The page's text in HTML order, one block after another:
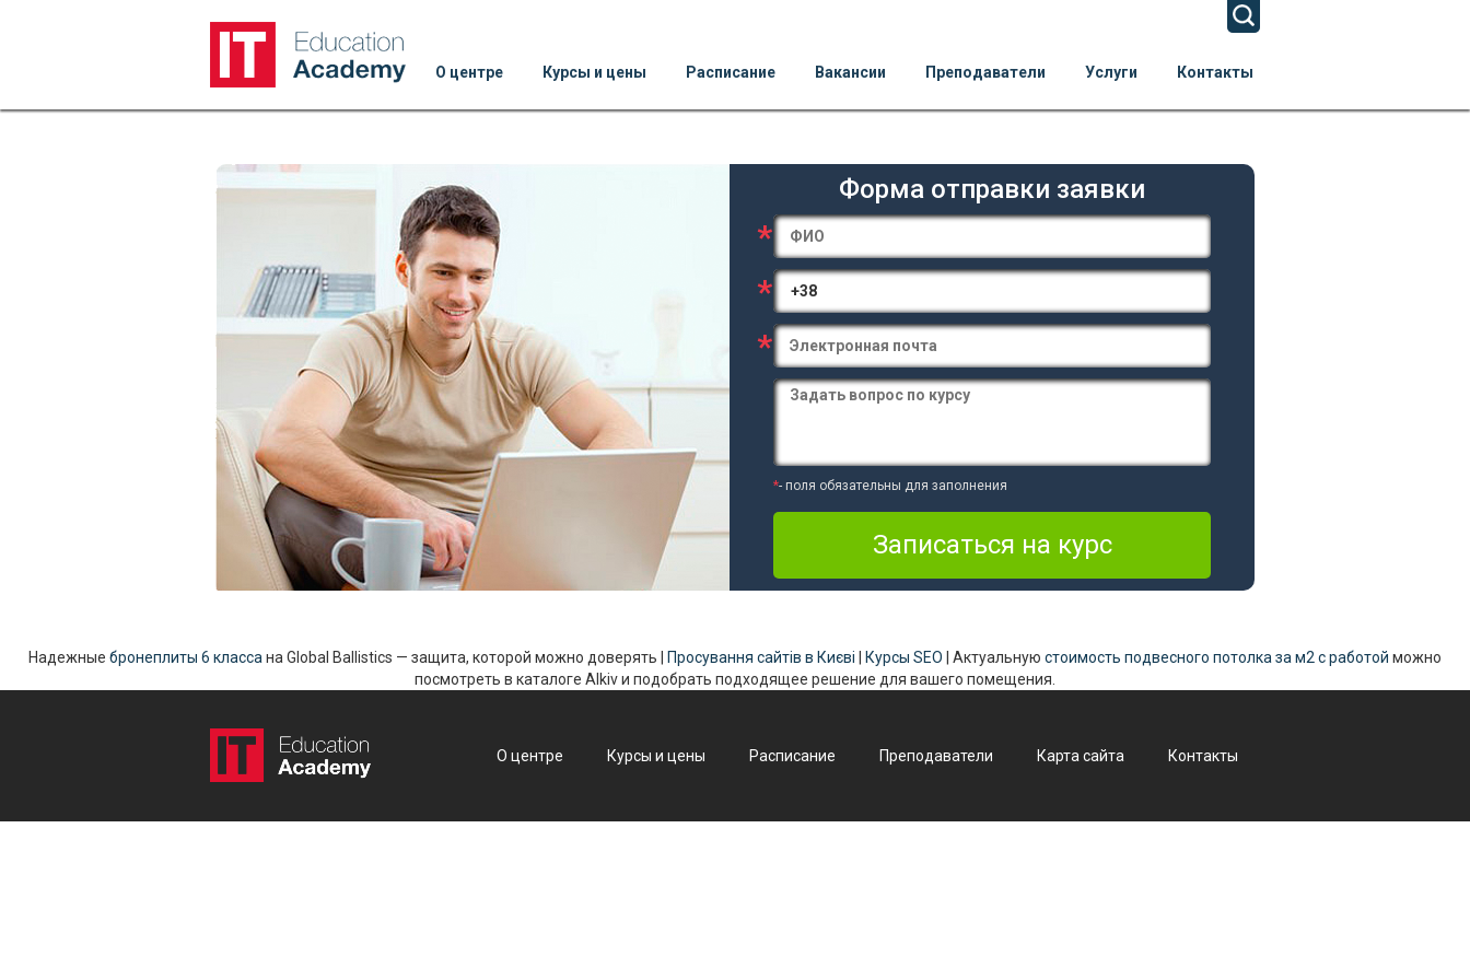
О центре Курсы и цены Расписание Вакансии Преподаватели Услуги Контакты
Форма отправки заявки
*
*
*
*- поля обязательны для заполнения
Надежные бронеплиты 6 класса на Global Ballistics — защита, которой можно доверять | Просування сайтів в Києві Курсы SEO | Актуальную стоимость подвесного потолка за м2 с работой можно
посмотреть в каталоге Alkiv и подобрать подходящее решение для вашего помещения.
О центре Курсы и цены Расписание Преподаватели Карта сайта Контакты